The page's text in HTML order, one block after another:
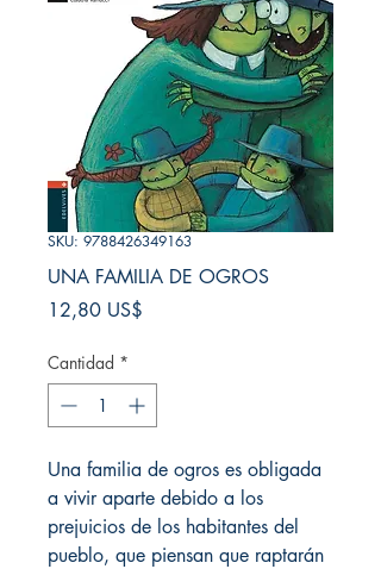
SKU: 9788426349163
UNA FAMILIA DE OGROS
12,80 US$
Cantidad *
Una familia de ogros es obligada
a vivir aparte debido a los
prejuicios de los habitantes del
pueblo, que piensan que raptarán